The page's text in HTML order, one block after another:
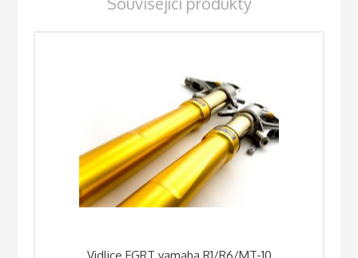
Vidlice FGRT yamaha R1/R6/MT-10